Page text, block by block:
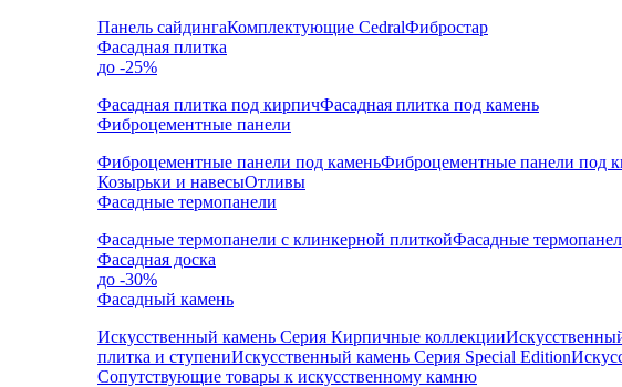
Панель сайдингаКомплектующие CedralФибростар
Фасадная плитка
до -25%
Фасадная плитка под кирпичФасадная плитка под камень
Фиброцементные панели
Фиброцементные панели под каменьФиброцементные панели под
Козырьки и навесыОтливы
Фасадные термопанели
Фасадные термопанели с клинкерной плиткойФасадные
Фасадная доска
до -30%
Фасадный камень
Искусственный камень Серия Кирпичные коллекции
плитка и ступениИскусственный камень Серия Special Edition
Сопутствующие товары к искусственному камню